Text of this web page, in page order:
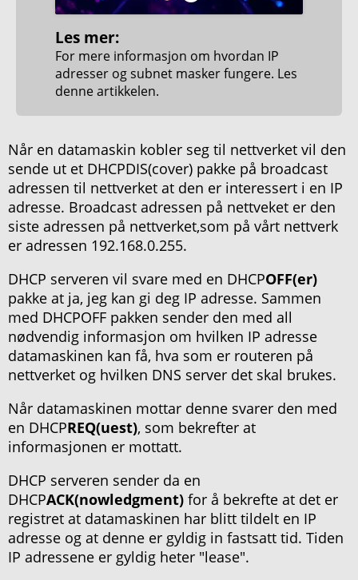
Les mer:
For mere informasjon om hvordan IP
adresser og subnet masker fungere. Les
denne artikkelen.
Når en datamaskin kobler seg til nettverket vil den
sende ut et DHCPDIS(cover) pakke på broadcast
adressen til nettverket at den er interessert i en IP
adresse. Broadcast adressen på nettveket er den
siste adressen på nettverket,som på vårt nettverk
er adressen 192.168.0.255.
DHCP serveren vil svare med en DHCPOFF(er)
pakke at ja, jeg kan gi deg IP adresse. Sammen
med DHCPOFF pakken sender den med all
nødvendig informasjon om hvilken IP adresse
datamaskinen kan få, hva som er routeren på
nettverket og hvilken DNS server det skal brukes.
Når datamaskinen mottar denne svarer den med
en DHCPREQ(uest), som bekrefter at
informasjonen er mottatt.
DHCP serveren sender da en
DHCPACK(nowledgment) for å bekrefte at det er
registret at datamaskinen har blitt tildelt en IP
adresse og at denne er gyldig in fastsatt tid. Tiden
IP adressene er gyldig heter "lease".